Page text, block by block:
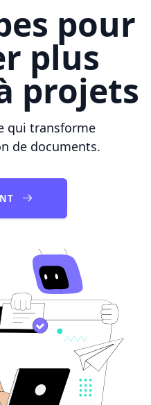
pour
plus
projets
qui transforme
de documents.